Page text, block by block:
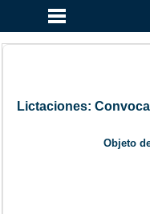
Lictaciones:
Objeto